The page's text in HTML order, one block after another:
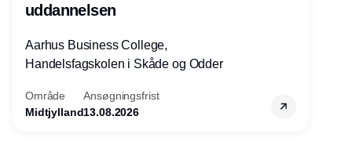
uddannelsen
Aarhus Business College,
Handelsfagskolen i Skåde og Odder
Område
Midtjylland
Ansøgningsfrist
13.08.2026